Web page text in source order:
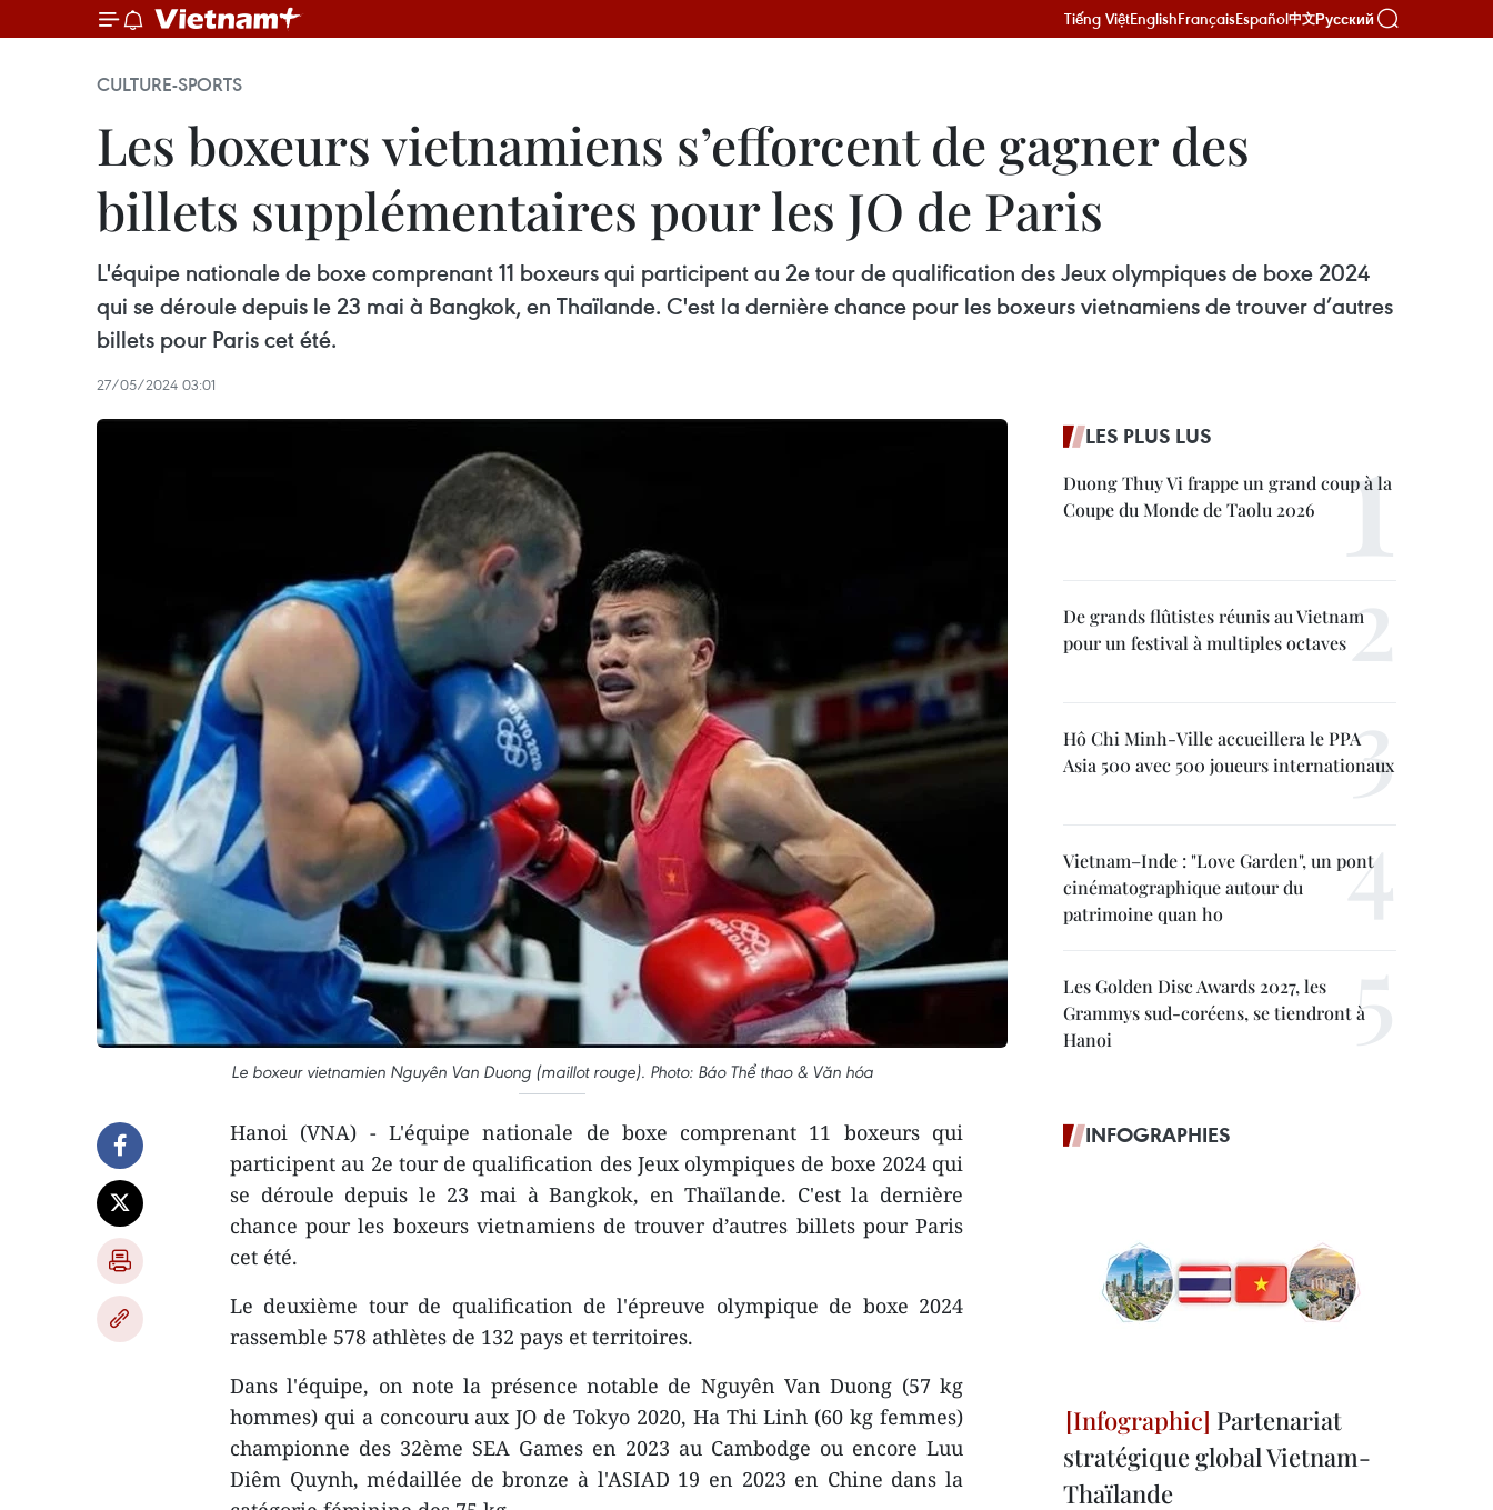
Tiếng ViệtEnglishFrançaisEspañol中文Русский
CULTURE-SPORTS
Les boxeurs vietnamiens s’efforcent de gagner des
billets supplémentaires pour les JO de Paris
L'équipe nationale de boxe comprenant 11 boxeurs qui participent au 2e tour de qualification des Jeux olympiques de boxe 2024
qui se déroule depuis le 23 mai à Bangkok, en Thaïlande. C'est la dernière chance pour les boxeurs vietnamiens de trouver d’autres
billets pour Paris cet été.
27/05/2024 03:01
Le boxeur vietnamien Nguyên Van Duong (maillot rouge). Photo: Báo Thể thao & Văn hóa
Hanoi (VNA) - L'équipe nationale de boxe comprenant 11 boxeurs qui
participent au 2e tour de qualification des Jeux olympiques de boxe 2024 qui
se déroule depuis le 23 mai à Bangkok, en Thaïlande. C'est la dernière
chance pour les boxeurs vietnamiens de trouver d’autres billets pour Paris
cet été.
Le deuxième tour de qualification de l'épreuve olympique de boxe 2024
rassemble 578 athlètes de 132 pays et territoires.
Dans l'équipe, on note la présence notable de Nguyên Van Duong (57 kg
hommes) qui a concouru aux JO de Tokyo 2020, Ha Thi Linh (60 kg femmes)
championne des 32ème SEA Games en 2023 au Cambodge ou encore Luu
Diêm Quynh, médaillée de bronze à l'ASIAD 19 en 2023 en Chine dans la
LES PLUS LUS
Duong Thuy Vi frappe un grand coup à la
Coupe du Monde de Taolu 2026
De grands flûtistes réunis au Vietnam
pour un festival à multiples octaves
Hô Chi Minh-Ville accueillera le PPA
Asia 500 avec 500 joueurs internationaux
Vietnam–Inde : "Love Garden", un pont
cinématographique autour du
patrimoine quan ho
Les Golden Disc Awards 2027, les
Grammys sud-coréens, se tiendront à
Hanoi
INFOGRAPHIES
Partenariat
stratégique global Vietnam-
Thaïlande